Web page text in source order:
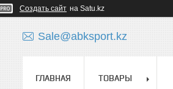
Создать сайт на Satu.kz
Sale@abksport.kz
ГЛАВНАЯ ТОВАРЫ